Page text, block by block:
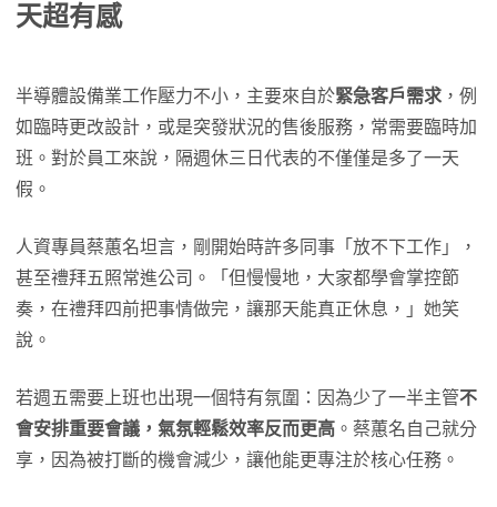
天超有感
半導體設備業工作壓力不小，主要來自於緊急客戶需求 ，例
如臨時更改設計，或是突發狀況的售後服務，常需要臨時加
班。對於員工來說，隔週休三日代表的不僅僅是多了一天
假。
人資專員蔡蕙名坦言，剛開始時許多同事「放不下工作」，
甚至禮拜五照常進公司。「但慢慢地，大家都學會掌控節
奏，在禮拜四前把事情做完，讓那天能真正休息，」她笑
說。
若週五需要上班也出現一個特有氛圍：因為少了一半主管不
會安排重要會議，氣氛輕鬆效率反而更高 。蔡蕙名自己就分
享，因為被打斷的機會減少，讓他能更專注於核心任務。